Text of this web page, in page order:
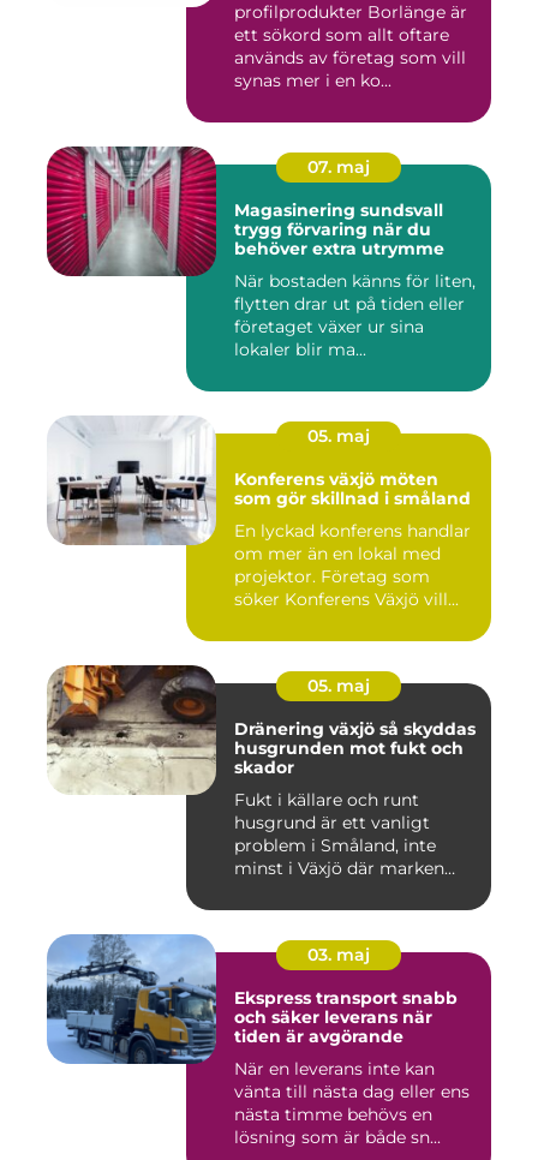
profilprodukter Borlänge är
ett sökord som allt oftare
används av företag som vill
synas mer i en ko...
07. maj
Magasinering sundsvall
trygg förvaring när du
behöver extra utrymme
När bostaden känns för liten,
flytten drar ut på tiden eller
företaget växer ur sina
lokaler blir ma...
05. maj
Konferens växjö möten
som gör skillnad i småland
En lyckad konferens handlar
om mer än en lokal med
projektor. Företag som
söker Konferens Växjö vill...
05. maj
Dränering växjö så skyddas
husgrunden mot fukt och
skador
Fukt i källare och runt
husgrund är ett vanligt
problem i Småland, inte
minst i Växjö där marken
03. maj
Ekspress transport snabb
och säker leverans när
tiden är avgörande
När en leverans inte kan
vänta till nästa dag eller ens
nästa timme behövs en
lösning som är både sn...